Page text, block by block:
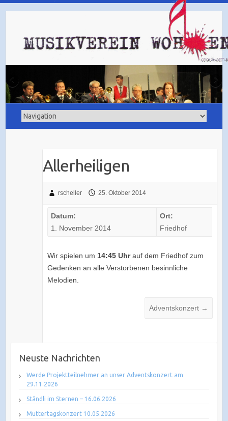
Allerheiligen
rscheller 25. Oktober 2014
Datum:
1. November 2014
Ort:
Friedhof
Wir spielen um 14:45 Uhrauf dem Friedhof zum
Gedenken an alle Verstorbenen besinnliche
Melodien.
Adventskonzert →
Neuste Nachrichten
Werde Projektteilnehmer an unser Adventskonzert am
29.11.2026
Ständli im Sternen – 16.06.2026
Muttertagskonzert 10.05.2026